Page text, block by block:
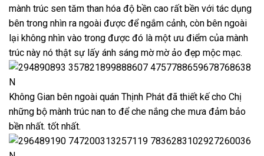
mành trúc sen tăm than hóa độ bền cao rất bền với tác dụng
bên trong nhìn ra ngoài được để ngắm cảnh, còn bên ngoài
lại không nhìn vào trong được đó là một ưu điểm của mành
trúc này nó thật sự lấy ánh sáng mờ mờ ảo đẹp mộc mạc.
Không Gian bên ngoài quán Thịnh Phát đã thiết kế cho Chị
những bộ mành trúc nan to để che nắng che mưa đảm bảo
bền nhất. tốt nhất.